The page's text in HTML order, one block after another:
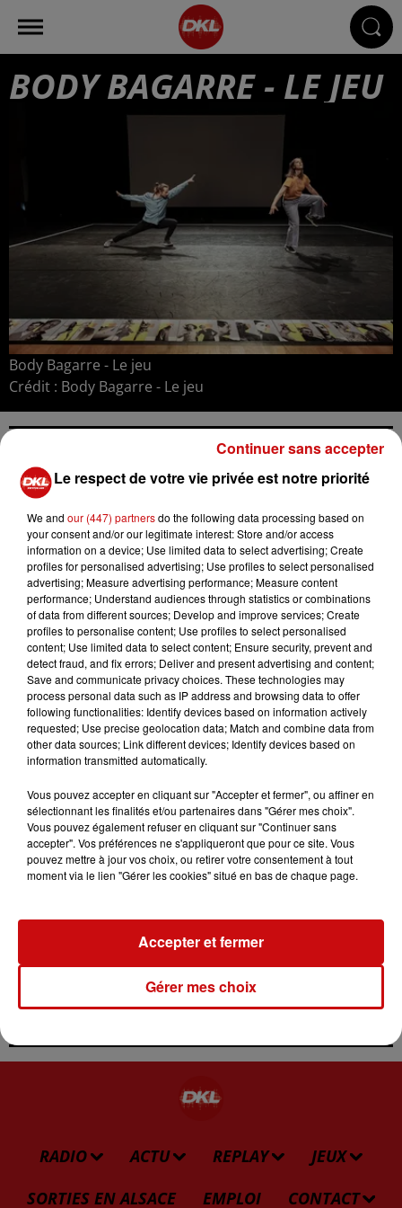
BODY BAGARRE - LE JEU
Body Bagarre - Le jeu
Crédit : Body Bagarre - Le jeu
Ajouter à votre calendrier
Date
du16 mars 2024 à 20h30
au16 mars 2024 à 22h00
Tarif
Payant
11€-15€
Organisateur
THÉÂTRE DU MARCHÉ AUX GRAINS
03 88 70 94 08
contact@theaboux.eu
Théâtre Christiane Stroë - 5 Pl. du
D'AUTRES ÉVÉNEMENTS QUI
POURRAIENT VOUS INTÉRESSER
RADIO ACTU REPLAY
JEUX
SORTIES EN ALSACE
EMPLOI CONTACT
Le respect de votre vie privée est notre priorité
We and our (447) partnersdo the following data processing based on
your consent and/or our legitimate interest: Store and/or access
information on a device; Use limited data to select advertising; Create
profiles for personalised advertising; Use profiles to select personalised
advertising; Measure advertising performance; Measure content
performance; Understand audiences through statistics or combinations
of data from different sources; Develop and improve services; Create
profiles to personalise content; Use profiles to select personalised
content; Use limited data to select content; Ensure security, prevent and
detect fraud, and fix errors; Deliver and present advertising and content;
Save and communicate privacy choices. These technologies may
process personal data such as IP address and browsing data to offer
following functionalities: Identify devices based on information actively
requested; Use precise geolocation data; Match and combine data from
other data sources; Link different devices; Identify devices based on
information transmitted automatically.
Vous pouvez accepter en cliquant sur "Accepter et fermer", ou affiner en
sélectionnant les finalités et/ou partenaires dans "Gérer mes choix".
Vous pouvez également refuser en cliquant sur "Continuer sans
accepter". Vos préférences ne s'appliqueront que pour ce site. Vous
pouvez mettre à jour vos choix, ou retirer votre consentement à tout
moment via le lien "Gérer les cookies" situé en bas de chaque page.
Gérer mes choix
Accepter et fermer
Continuer sans accepter